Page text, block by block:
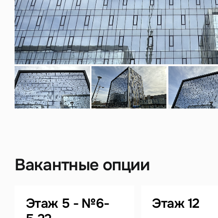
Вакантные опции
Этаж 5 - №6-
Этаж 12
данных